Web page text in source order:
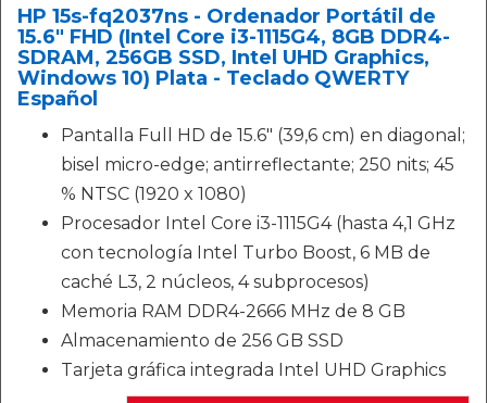
HP 15s-fq2037ns - Ordenador Portátil de
15.6" FHD (Intel Core i3-1115G4, 8GB DDR4-
SDRAM, 256GB SSD, Intel UHD Graphics,
Windows 10) Plata - Teclado QWERTY
Español
Pantalla Full HD de 15.6" (39,6 cm) en diagonal;
bisel micro-edge; antirreflectante; 250 nits; 45
% NTSC (1920 x 1080)
Procesador Intel Core i3-1115G4 (hasta 4,1 GHz
con tecnología Intel Turbo Boost, 6 MB de
caché L3, 2 núcleos, 4 subprocesos)
Memoria RAM DDR4-2666 MHz de 8 GB
Almacenamiento de 256 GB SSD
Tarjeta gráfica integrada Intel UHD Graphics